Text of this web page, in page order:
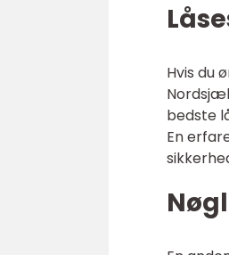
Hvis du
bedste
En